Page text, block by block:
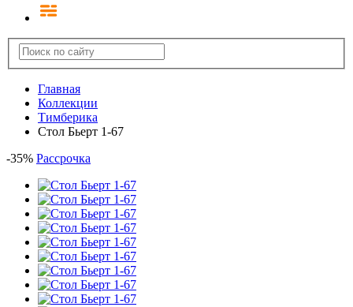
Главная
Коллекции
Тимберика
Стол Бьерт 1-67
-35% Рассрочка